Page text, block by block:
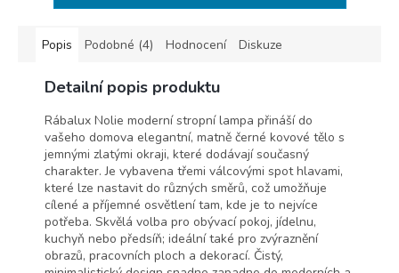
Popis Podobné (4) Hodnocení Diskuze
Detailní popis produktu
Rábalux Nolie moderní stropní lampa přináší do
vašeho domova elegantní, matně černé kovové tělo s
jemnými zlatými okraji, které dodávají současný
charakter. Je vybavena třemi válcovými spot hlavami,
které lze nastavit do různých směrů, což umožňuje
cílené a příjemné osvětlení tam, kde je to nejvíce
potřeba. Skvělá volba pro obývací pokoj, jídelnu,
kuchyň nebo předsíň; ideální také pro zvýraznění
obrazů, pracovních ploch a dekorací. Čistý,